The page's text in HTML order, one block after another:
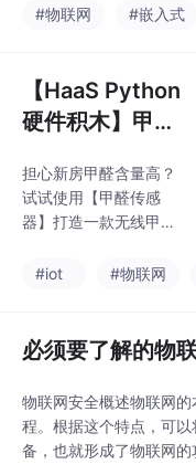
1、HaaS RTC应用场景
粗壮的云-
态度，笔者觉得有必要
#物联网 #嵌入式
【HaaS Python
硬件积木】甲醛
担心新房甲醛含量高？
试试使用【甲醛传感
器】打造一款无线甲醛
每天实时查看甲醛浓
#iot #物联网
必须要了解的物
物联网安全概述物联网
程。根据这个特点，可
备，也就形成了物联网